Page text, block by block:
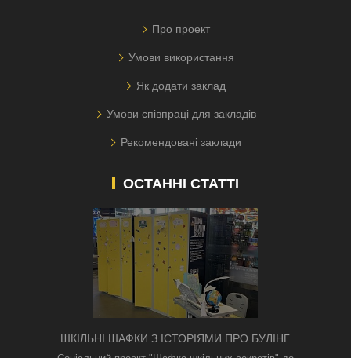
Про проект
Умови використання
Як додати заклад
Умови співпраці для закладів
Рекомендовані заклади
ОСТАННІ СТАТТІ
ШКІЛЬНІ ШАФКИ З ІСТОРІЯМИ ПРО БУЛІНГ